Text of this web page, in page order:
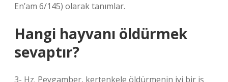
En’am 6/145) olarak tanımlar.
Hangi hayvanı öldürmek
sevaptır?
3- Hz. Peygamber, kertenkele öldürmenin iyi bir iş